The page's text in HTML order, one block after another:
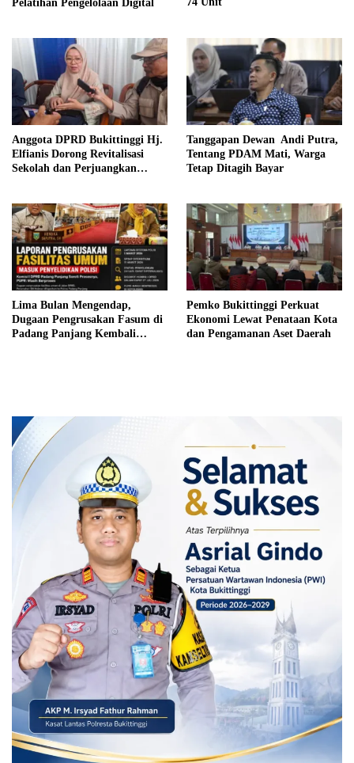
Pelatihan Pengelolaan Digital
Anggota DPRD Bukittinggi Hj.
Elfianis Dorong Revitalisasi
Sekolah dan Perjuangkan
Tanggapan Dewan Andi Putra,
Tentang PDAM Mati, Warga
Tetap Ditagih Bayar
Lima Bulan Mengendap,
Dugaan Pengrusakan Fasum di
Padang Panjang Kembali
Pemko Bukittinggi Perkuat
Ekonomi Lewat Penataan Kota
dan Pengamanan Aset Daerah